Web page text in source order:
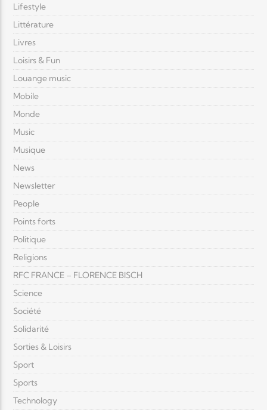
Lifestyle
Littérature
Livres
Loisirs & Fun
Louange music
Mobile
Monde
Music
Musique
News
Newsletter
People
Points forts
Politique
Religions
RFC FRANCE – FLORENCE BISCH
Science
Société
Solidarité
Sorties & Loisirs
Sport
Sports
Technology